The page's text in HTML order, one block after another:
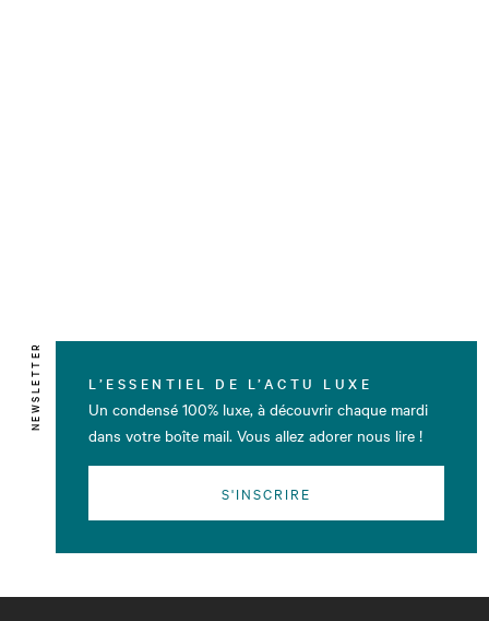
NEWSLETTER L’ESSENTIEL DE L’ACTU LUXE
Un condensé 100% luxe, à découvrir chaque mardi
dans votre boîte mail. Vous allez adorer nous lire !
S'INSCRIRE